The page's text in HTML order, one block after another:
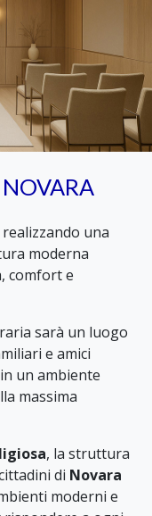
una
moderna
comfort e
sarà un luogo
e amici
un ambiente
massima
, la struttura
di Novara
moderni e